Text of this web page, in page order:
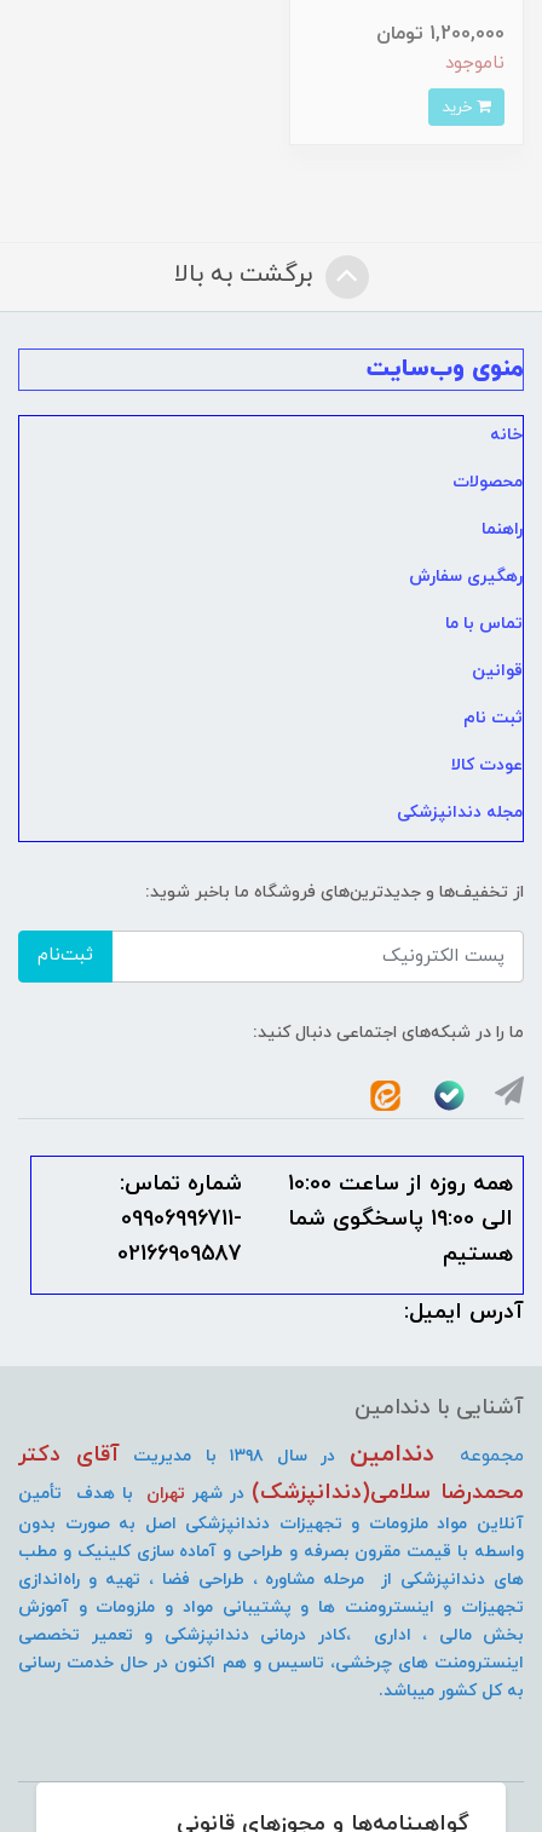
1,200,000 تومان
ناموجود
برگشت به بالا
منوی وب‌سایت
خانه
محصولات
راهنما
رهگیری سفارش
تماس با ما
قوانین
ثبت نام
عودت کالا
مجله دندانپزشکی
از تخفیف‌ها و جدیدترین‌های فروشگاه ما باخبر شوید:
ثبت‌نام
ما را در شبکه‌های اجتماعی دنبال کنید:
همه روزه از ساعت 10:00
الی 19:00 پاسخگوی شما
هستیم
شماره تماس:
09906996711-
02166909587
آدرس ایمیل:
آشنایی با دندامین
مجموعه دندامین در سال ۱۳۹۸ با مدیریت
آقای دکتر
محمدرضا سلامی(دندانپزشک) در شهر تهران با هدف تأمین
آنلاین مواد ملزومات و تجهیزات دندانپزشکی اصل به صورت بدون
واسطه با قیمت مقرون بصرفه و طراحی و آماده سازی کلینیک و مطب
های دندانپزشکی از مرحله مشاوره ، طراحی فضا ، تهیه و راه‌اندازی
تجهیزات و اینسترومنتها و پشتیبانی مواد و ملزومات و آموزش
بخش مالی ، اداری ،کادر درمانی دندانپزشکی و تعمیر تخصصی
اینسترومنت های چرخشی، تاسیس و هم اکنون در حال خدمت رسانی
به کل کشور میباشد.
گواهینامه‌ها و مجوزهای قانونی